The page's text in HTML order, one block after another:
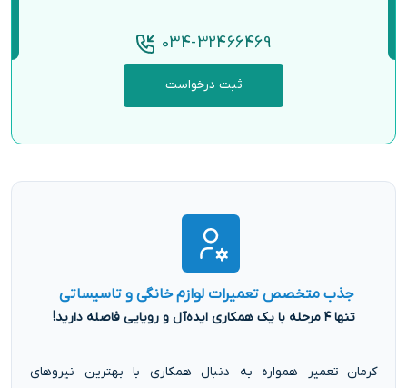
034-32466469
ثبت درخواست
جذب متخصص تعمیرات لوازم خانگی و تاسیساتی
تنها ۴ مرحله با یک همکاری ایده‌آل و رویایی فاصله دارید!
کرمان تعمیر همواره به دنبال همکاری با بهترین نیروهای